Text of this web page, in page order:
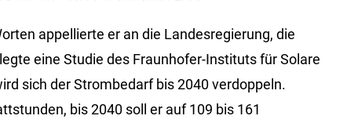
appellierte er an die Landesregierung, die
eine Studie des Fraunhofer-Instituts für Solare
sich der Strombedarf bis 2040 verdoppeln.
bis 2040 soll er auf 109 bis 161